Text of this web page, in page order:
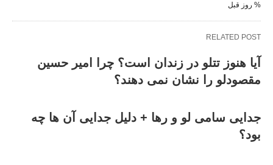
% روز قبل
RELATED POST
آیا هنوز تتلو در زندان است؟ چرا امیر حسین
مقصودلو را نشان نمی دهند؟
جدایی سامی لو و رها + دلیل جدایی آن ها چه
بود؟